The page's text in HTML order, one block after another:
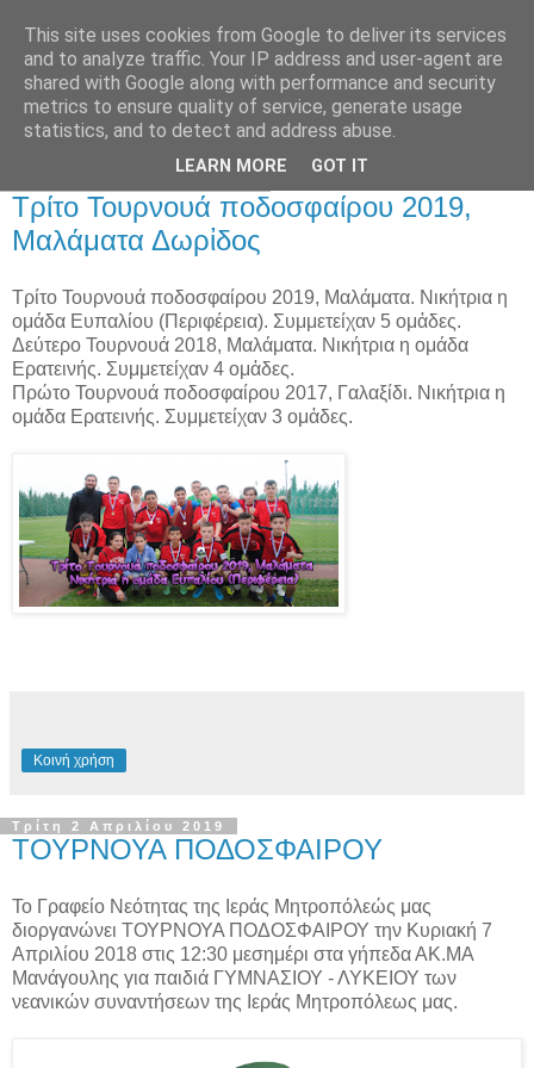
Αρχική Σελίδα
Τρίτο Τουρνουά ποδοσφαίρου 2019,
Μαλάματα Δωρἰδος
Τρίτο Τουρνουά ποδοσφαίρου 2019, Μαλάματα. Νικήτρια η
ομάδα Ευπαλίου (Περιφέρεια). Συμμετείχαν 5 ομἀδες.
Δεύτερο Τουρνουά 2018, Μαλάματα. Νικήτρια η ομάδα
Ερατεινής. Συμμετείχαν 4 ομἀδες.
Πρώτο Τουρνουά ποδοσφαίρου 2017, Γαλαξίδι. Νικήτρια η
ομάδα Ερατεινής. Συμμετείχαν 3 ομἀδες.
Κοινή χρήση
Τρίτη 2 Απριλίου 2019
ΤΟΥΡΝΟΥΑ ΠΟΔΟΣΦΑΙΡΟΥ
Το Γραφείο Νεότητας της Ιεράς Μητροπόλεώς μας
διοργανώνει ΤΟΥΡΝΟΥΑ ΠΟΔΟΣΦΑΙΡΟΥ την Κυριακή 7
Απριλίου 2018 στις 12:30 μεσημέρι στα γήπεδα ΑΚ.ΜΑ
Μανάγουλης για παιδιά ΓΥΜΝΑΣΙΟΥ - ΛΥΚΕΙΟΥ των
νεανικών συναντήσεων της Ιεράς Μητροπόλεως μας.
This site uses cookies from Google to deliver its services
and to analyze traffic. Your IP address and user-agent are
shared with Google along with performance and security
metrics to ensure quality of service, generate usage
statistics, and to detect and address abuse.
LEARN MORE GOT IT